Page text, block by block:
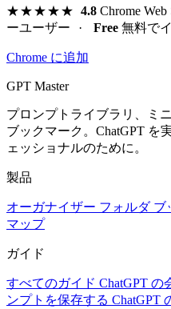
★★★★★ 4.8Chrome Web
ーユーザー
· Free 無料で
Chrome に追加
GPT Master
プロンプトライブラリ、ミ
ブックマーク。ChatGPT を
ェッショナルのために。
製品
オーガナイザー フォルダ ブ
マップ
ガイド
すべてのガイド ChatGPT の
ンプトを保存する ChatGPT